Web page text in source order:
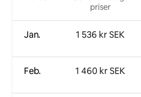
Jan.
Feb.
priser
1 536 kr SEK
1 460 kr SEK